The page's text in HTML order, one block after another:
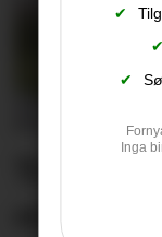
✔
✔
✔
Inga